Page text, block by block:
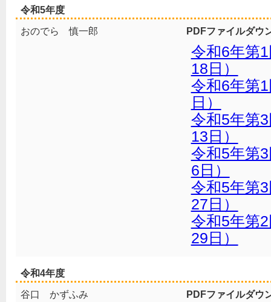
令和5年度
おのでら 慎一郎 PDFファイルダウ
令和6年第
18日）
令和6年第
日）
令和5年第
13日）
令和5年第
6日）
令和5年第
27日）
令和5年第
29日）
令和4年度
谷口 かずふみ PDFファイルダウ